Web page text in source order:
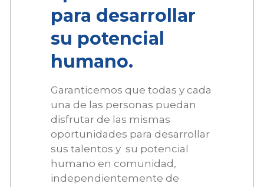
para desarrollar
su potencial
humano.
Garanticemos que todas y cada
una de las personas puedan
disfrutar de las mismas
oportunidades para desarrollar
sus talentos y su potencial
humano en comunidad,
independientemente de